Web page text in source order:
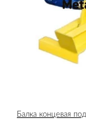
Балка концевая